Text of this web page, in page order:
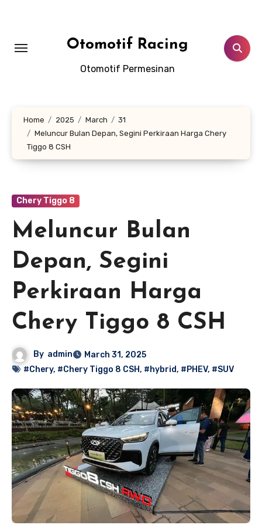
Otomotif Racing
Otomotif Permesinan
Home 2025 March
31
Meluncur Bulan Depan, Segini Perkiraan Harga Chery
Tiggo 8 CSH
Chery Tiggo 8
Meluncur Bulan
Depan, Segini
Perkiraan Harga
Chery Tiggo 8 CSH
By admin
March 31, 2025
#Chery, #Chery Tiggo 8 CSH, #hybrid, #PHEV, #SUV